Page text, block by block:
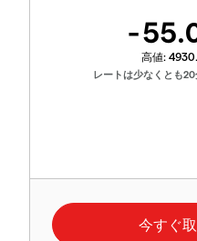
-
高値:
レートは少なくとも20